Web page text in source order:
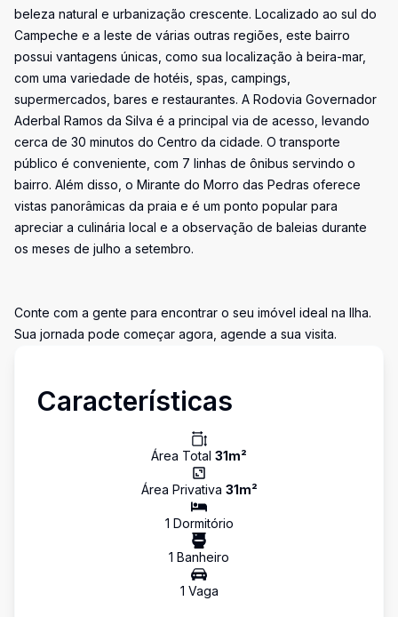
beleza natural e urbanização crescente. Localizado ao sul do
Campeche e a leste de várias outras regiões, este bairro
possui vantagens únicas, como sua localização à beira-mar,
com uma variedade de hotéis, spas, campings,
supermercados, bares e restaurantes. A Rodovia Governador
Aderbal Ramos da Silva é a principal via de acesso, levando
cerca de 30 minutos do Centro da cidade. O transporte
público é conveniente, com 7 linhas de ônibus servindo o
bairro. Além disso, o Mirante do Morro das Pedras oferece
vistas panorâmicas da praia e é um ponto popular para
apreciar a culinária local e a observação de baleias durante
os meses de julho a setembro.
Conte com a gente para encontrar o seu imóvel ideal na Ilha.
Sua jornada pode começar agora, agende a sua visita.
Características
Área Total 31m²
Área Privativa 31m²
1 Dormitório
1 Banheiro
1 Vaga